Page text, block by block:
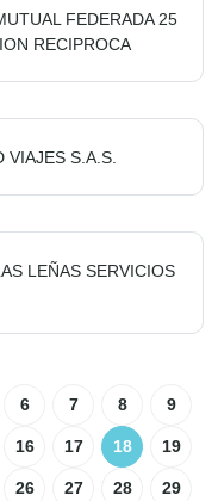
FEDERADA 25
RECIPROCA
VIAJES S.A.S.
LEÑAS SERVICIOS
6 7 8 9
16 17 18 19
26 27 28 29